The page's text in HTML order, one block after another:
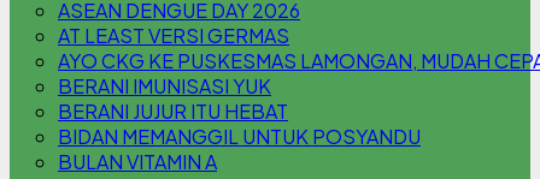
ASEAN DENGUE DAY 2026
AT LEAST VERSI GERMAS
AYO CKG KE PUSKESMAS LAMONGAN, MUDAH
BERANI IMUNISASI YUK
BERANI JUJUR ITU HEBAT
BIDAN MEMANGGIL UNTUK POSYANDU
BULAN VITAMIN A